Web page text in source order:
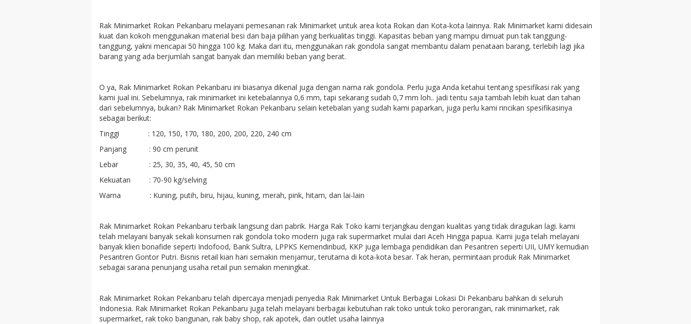
Rak Minimarket Rokan Pekanbaru melayani pemesanan rak Minimarket untuk area kota Rokan dan Kota-kota lainnya. Rak Minimarket kami didesain
kuat dan kokoh menggunakan material besi dan baja pilihan yang berkualitas tinggi. Kapasitas beban yang mampu dimuat pun tak tanggung-
tanggung, yakni mencapai 50 hingga 100 kg. Maka dari itu, menggunakan rak gondola sangat membantu dalam penataan barang, terlebih lagi jika
barang yang ada berjumlah sangat banyak dan memiliki beban yang berat.
O ya, Rak Minimarket Rokan Pekanbaru ini biasanya dikenal juga dengan nama rak gondola. Perlu juga Anda ketahui tentang spesifikasi rak yang
kami jual ini. Sebelumnya, rak minimarket ini ketebalannya 0,6 mm, tapi sekarang sudah 0,7 mm loh.. jadi tentu saja tambah lebih kuat dan tahan
dari sebelumnya, bukan? Rak Minimarket Rokan Pekanbaru selain ketebalan yang sudah kami paparkan, juga perlu kami rincikan spesifikasinya
sebagai berikut:
Tinggi : 120, 150, 170, 180, 200, 200, 220, 240 cm
Panjang : 90 cm perunit
Lebar : 25, 30, 35, 40, 45, 50 cm
Kekuatan : 70-90 kg/selving
Warna : Kuning, putih, biru, hijau, kuning, merah, pink, hitam, dan lai-lain
Rak Minimarket Rokan Pekanbaru terbaik langsung dari pabrik. Harga Rak Toko kami terjangkau dengan kualitas yang tidak diragukan lagi. kami
telah melayani banyak sekali konsumen rak gondola toko modern juga rak supermarket mulai dari Aceh Hingga papua. Kami juga telah melayani
banyak klien bonafide seperti Indofood, Bank Sultra, LPPKS Kemendinbud, KKP juga lembaga pendidikan dan Pesantren seperti UII, UMY kemudian
Pesantren Gontor Putri. Bisnis retail kian hari semakin menjamur, terutama di kota-kota besar. Tak heran, permintaan produk Rak Minimarket
sebagai sarana penunjang usaha retail pun semakin meningkat.
Rak Minimarket Rokan Pekanbaru telah dipercaya menjadi penyedia Rak Minimarket Untuk Berbagai Lokasi Di Pekanbaru bahkan di seluruh
Indonesia. Rak Minimarket Rokan Pekanbaru juga telah melayani berbagai kebutuhan rak toko untuk toko perorangan, rak minimarket, rak
supermarket, rak toko bangunan, rak baby shop, rak apotek, dan outlet usaha lainnya